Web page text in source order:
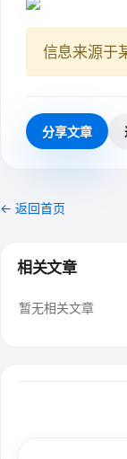
信息来源于
分享文章
← 返回首页
相关文章
暂无相关文章